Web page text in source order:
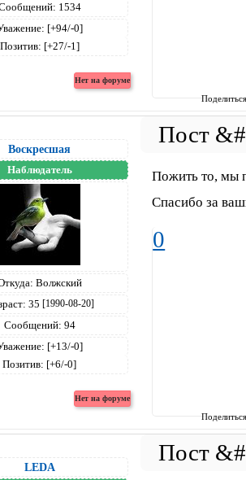
1534
[+94/-0]
Позитив: [+27/-1]
Воскресшая
Наблюдатель
Волжский
35 [1990-08-20]
Сообщений: 94
[+13/-0]
Позитив: [+6/-0]
Пожить то, мы
Спасибо за
0
LEDA